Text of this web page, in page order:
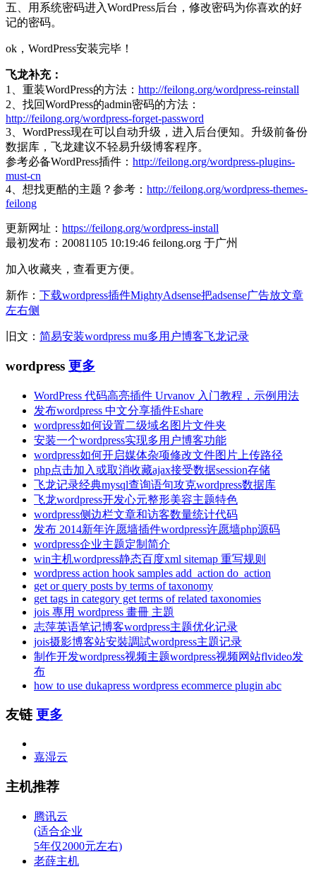
五、用系统密码进入WordPress后台，修改密码为你喜欢的好
记的密码。
ok，WordPress安装完毕！
飞龙补充：
1、重装WordPress的方法： http://feilong.org/wordpress-reinstall
2、找回WordPress的admin密码的方法：
http://feilong.org/wordpress-forget-password
3、WordPress现在可以自动升级，进入后台便知。升级前备份
数据库，飞龙建议不轻易升级博客程序。
参考必备WordPress插件： http://feilong.org/wordpress-plugins-
must-cn
4、想找更酷的主题？参考： http://feilong.org/wordpress-themes-
feilong
更新网址： https://feilong.org/wordpress-install
最初发布：20081105 10:19:46 feilong.org 于广州
加入收藏夹，查看更方便。
新作： 下载wordpress插件MightyAdsense把adsense广告放文章
左右侧
旧文： 简易安装wordpress mu多用户博客飞龙记录
wordpress 更多
WordPress 代码高亮插件 Urvanov 入门教程，示例用法
发布wordpress 中文分享插件Eshare
wordpress如何设置二级域名图片文件夹
安装一个wordpress实现多用户博客功能
wordpress如何开启媒体杂项修改文件图片上传路径
php点击加入或取消收藏ajax接受数据session存储
飞龙记录经典mysql查询语句攻克wordpress数据库
飞龙wordpress开发心元整形美容主题特色
wordpress侧边栏文章和访客数量统计代码
发布 2014新年许愿墙插件wordpress许愿墙php源码
wordpress企业主题定制简介
win主机wordpress静态百度xml sitemap 重写规则
wordpress action hook samples add_action do_action
get or query posts by terms of taxonomy
get tags in category get terms of related taxonomies
jois 專用 wordpress 畫冊 主題
志萍英语笔记博客wordpress主题优化记录
jois摄影博客站安裝調試wordpress主題记录
制作开发wordpress视频主题wordpress视频网站flvideo发
布
how to use dukapress wordpress ecommerce plugin abc
友链 更多
嘉湿云
主机推荐
腾讯云
(适合企业
5年仅2000元左右)
老薛主机